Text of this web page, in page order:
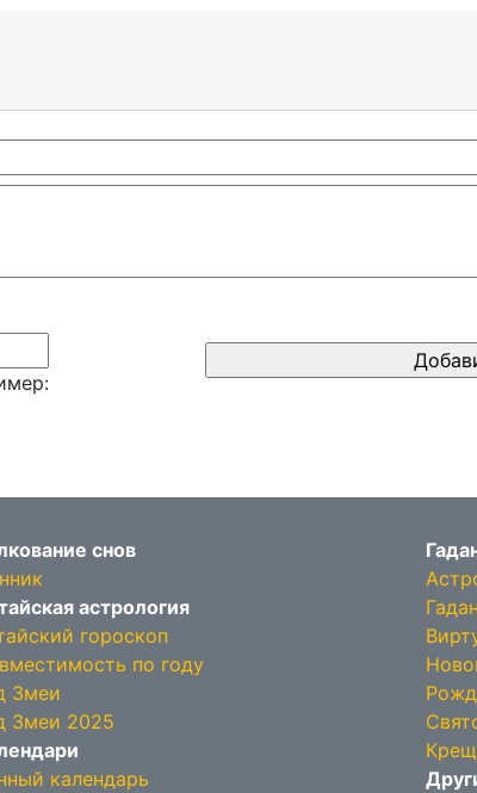
снов
астрология
гороскоп
по году
Змеи
Змеи 2025
календарь